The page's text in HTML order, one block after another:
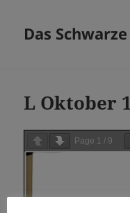
Das
L Oktober
Page 1 / 9